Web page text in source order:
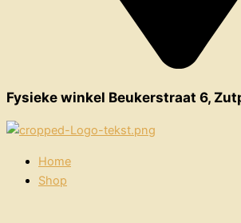
Fysieke winkel Beukerstraat 6,
Home
Shop